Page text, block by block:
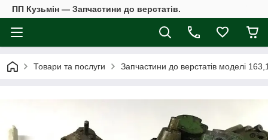
ПП Кузьмін — Запчастини до верстатів.
Товари та послуги Запчастини до верстатів моделі